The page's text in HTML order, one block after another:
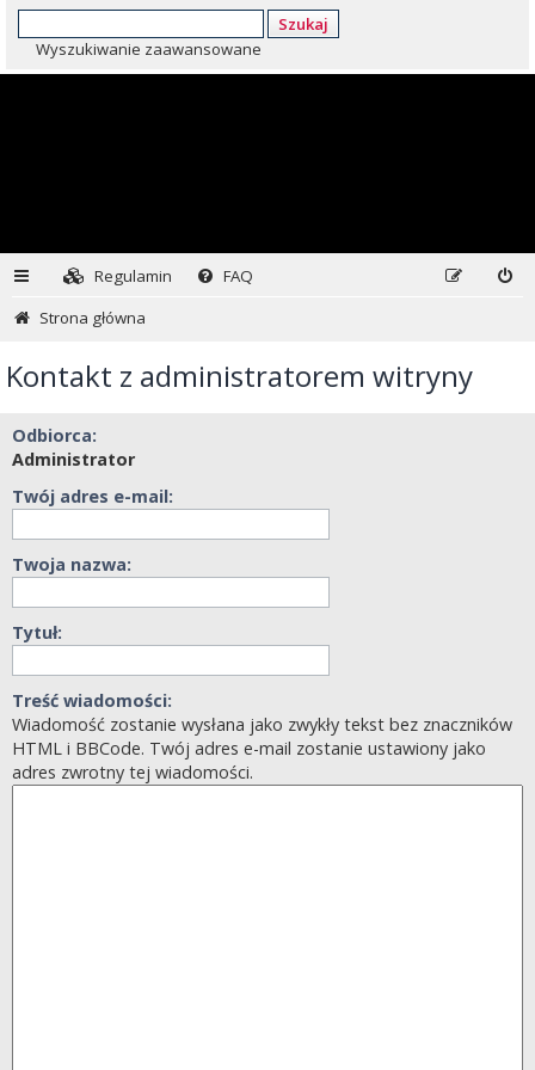
Szukaj
Wyszukiwanie zaawansowane
Regulamin
FAQ
Strona główna
Kontakt z administratorem witryny
Odbiorca:
Administrator
Twój adres e-mail:
Twoja nazwa:
Tytuł:
Treść wiadomości:
Wiadomość zostanie wysłana jako zwykły tekst bez znaczników
HTML i BBCode. Twój adres e-mail zostanie ustawiony jako
adres zwrotny tej wiadomości.